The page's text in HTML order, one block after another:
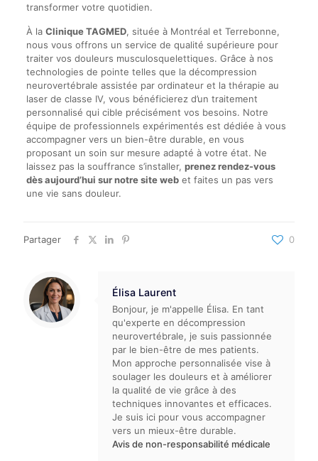
transformer votre quotidien.
À la Clinique TAGMED, située à Montréal et Terrebonne,
nous vous offrons un service de qualité supérieure pour
traiter vos douleurs musculosquelettiques. Grâce à nos
technologies de pointe telles que la décompression
neurovertébrale assistée par ordinateur et la thérapie au
laser de classe IV, vous bénéficierez d’un traitement
personnalisé qui cible précisément vos besoins. Notre
équipe de professionnels expérimentés est dédiée à vous
accompagner vers un bien-être durable, en vous
proposant un soin sur mesure adapté à votre état. Ne
laissez pas la souffrance s’installer, prenez rendez-vous
dès aujourd’hui sur notre site webet faites un pas vers
une vie sans douleur.
Partager 0
Élisa Laurent
Bonjour, je m'appelle Élisa. En tant
qu'experte en décompression
neurovertébrale, je suis passionnée
par le bien-être de mes patients.
Mon approche personnalisée vise à
soulager les douleurs et à améliorer
la qualité de vie grâce à des
techniques innovantes et efficaces.
Je suis ici pour vous accompagner
vers un mieux-être durable.
Avis de non-responsabilité médicale